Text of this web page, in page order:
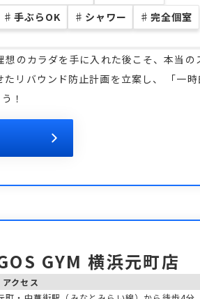
♯ 手ぶらOK ♯ シャワー ♯ 完全個室
のカラダを手に入れた後こそ、本当の
リバウンド防止計画を立案し、 「一時
！
GYM 横浜元町店
アクセス